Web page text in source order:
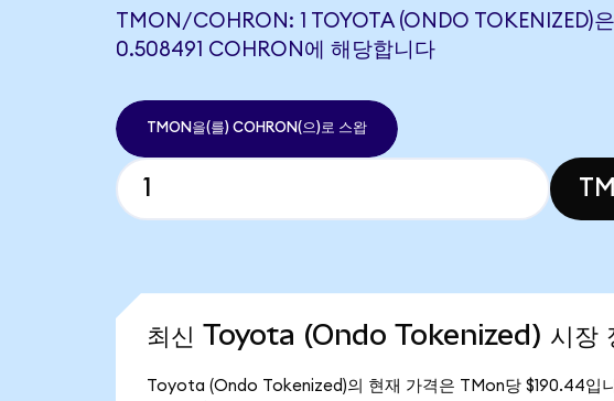
TMON/COHRON: 1 TOYOTA (ONDO TOKENIZED)
0.508491 COHRON에 해당합니다
TMON을(를) COHRON(으)로 스왑
최신 Toyota (Ondo Tokenized) 시장
Toyota (Ondo Tokenized)의 현재 가격은 TMon당 $190.44입